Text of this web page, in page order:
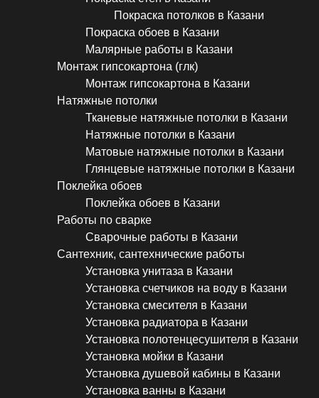
Покраска потолков в Казани
Покраска обоев в Казани
Малярные работы в Казани
Монтаж гипсокартона (глк)
Монтаж гипсокартона в Казани
Натяжные потолки
Тканевые натяжные потолки в Казани
Натяжные потолки в Казани
Матовые натяжные потолки в Казани
Глянцевые натяжные потолки в Казани
Поклейка обоев
Поклейка обоев в Казани
Работы по сварке
Сварочные работы в Казани
Сантехник, сантехнические работы
Установка унитаза в Казани
Установка счетчиков на воду в Казани
Установка смесителя в Казани
Установка радиатора в Казани
Установка полотенцесушителя в Казани
Установка мойки в Казани
Установка душевой кабины в Казани
Установка ванны в Казани